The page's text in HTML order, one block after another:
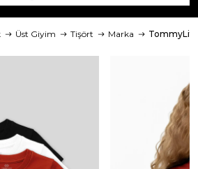
Üst Giyim Tişört Marka TommyLife